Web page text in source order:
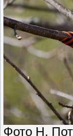
Фото Н.